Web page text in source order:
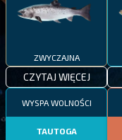
ZWYCZAJNA
CZYTAJ WIĘCEJ
WYSPA WOLNOŚCI
TAUTOGA